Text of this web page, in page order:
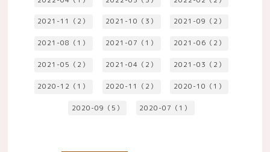
2021-11（2） 2021-10（3） 2021-09（2）
2021-08（1） 2021-07（1） 2021-06（2）
2021-05（2） 2021-04（2） 2021-03（2）
2020-12（1） 2020-11（2） 2020-10（1）
2020-09（5） 2020-07（1）